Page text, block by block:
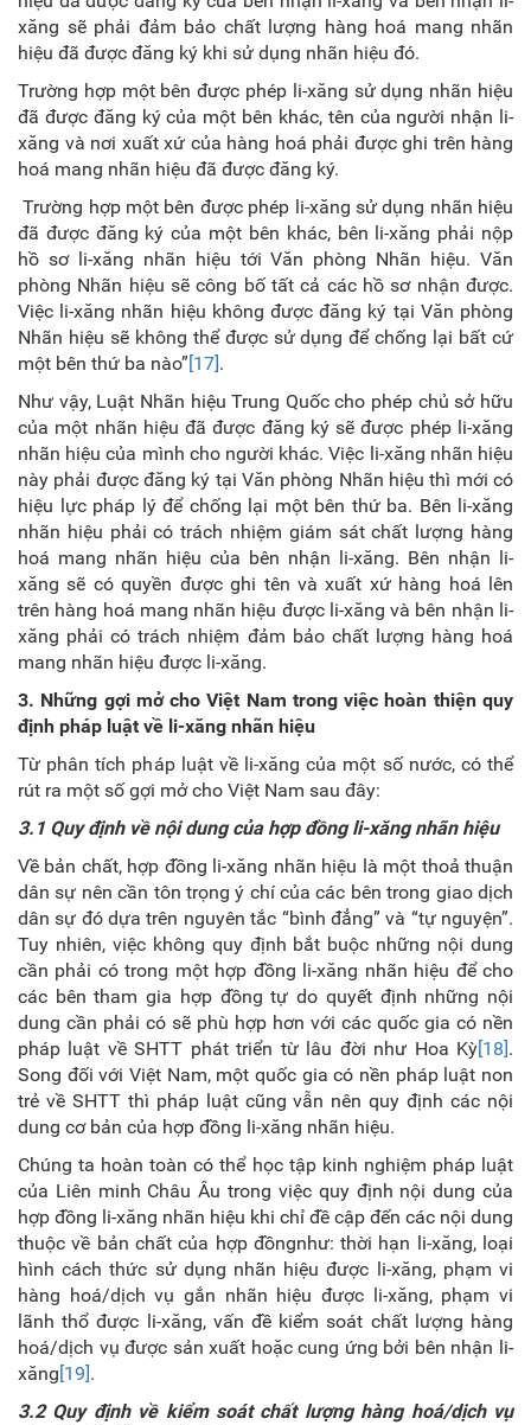
xăng sẽ phải đảm bảo chất lượng hàng hoá mang nhãn
hiệu đã được đăng ký khi sử dụng nhãn hiệu đó.
Trường hợp một bên được phép li-xăng sử dụng nhãn hiệu
đã được đăng ký của một bên khác, tên của người nhận li-
xăng và nơi xuất xứ của hàng hoá phải được ghi trên hàng
hoá mang nhãn hiệu đã được đăng ký.
Trường hợp một bên được phép li-xăng sử dụng nhãn hiệu
đã được đăng ký của một bên khác, bên li-xăng phải nộp
hồ sơ li-xăng nhãn hiệu tới Văn phòng Nhãn hiệu. Văn
phòng Nhãn hiệu sẽ công bố tất cả các hồ sơ nhận được.
Việc li-xăng nhãn hiệu không được đăng ký tại Văn phòng
Nhãn hiệu sẽ không thể được sử dụng để chống lại bất cứ
một bên thứ ba nào”[17].
Như vậy, Luật Nhãn hiệu Trung Quốc cho phép chủ sở hữu
của một nhãn hiệu đã được đăng ký sẽ được phép li-xăng
nhãn hiệu của mình cho người khác. Việc li-xăng nhãn hiệu
này phải được đăng ký tại Văn phòng Nhãn hiệu thì mới có
hiệu lực pháp lý để chống lại một bên thứ ba. Bên li-xăng
nhãn hiệu phải có trách nhiệm giám sát chất lượng hàng
hoá mang nhãn hiệu của bên nhận li-xăng. Bên nhận li-
xăng sẽ có quyền được ghi tên và xuất xứ hàng hoá lên
trên hàng hoá mang nhãn hiệu được li-xăng và bên nhận li-
xăng phải có trách nhiệm đảm bảo chất lượng hàng hoá
mang nhãn hiệu được li-xăng.
3. Những gợi mở cho Việt Nam trong việc hoàn thiện quy
định pháp luật về li-xăng nhãn hiệu
Từ phân tích pháp luật về li-xăng của một số nước, có thể
rút ra một số gợi mở cho Việt Nam sau đây:
3.1 Quy định về nội dung của hợp đồng li-xăng nhãn hiệu
Về bản chất, hợp đồng li-xăng nhãn hiệu là một thoả thuận
dân sự nên cần tôn trọng ý chí của các bên trong giao dịch
dân sự đó dựa trên nguyên tắc “bình đẳng” và “tự nguyện”.
Tuy nhiên, việc không quy định bắt buộc những nội dung
cần phải có trong một hợp đồng li-xăng nhãn hiệu để cho
các bên tham gia hợp đồng tự do quyết định những nội
dung cần phải có sẽ phù hợp hơn với các quốc gia có nền
pháp luật về SHTT phát triển từ lâu đời như Hoa Kỳ[18].
Song đối với Việt Nam, một quốc gia có nền pháp luật non
trẻ về SHTT thì pháp luật cũng vẫn nên quy định các nội
dung cơ bản của hợp đồng li-xăng nhãn hiệu.
Chúng ta hoàn toàn có thể học tập kinh nghiệm pháp luật
của Liên minh Châu Âu trong việc quy định nội dung của
hợp đồng li-xăng nhãn hiệu khi chỉ đề cập đến các nội dung
thuộc về bản chất của hợp đồngnhư: thời hạn li-xăng, loại
hình cách thức sử dụng nhãn hiệu được li-xăng, phạm vi
hàng hoá/dịch vụ gắn nhãn hiệu được li-xăng, phạm vi
lãnh thổ được li-xăng, vấn đề kiểm soát chất lượng hàng
hoá/dịch vụ được sản xuất hoặc cung ứng bởi bên nhận li-
xăng[19].
3.2 Quy định về kiểm soát chất lượng hàng hoá/dịch vụ